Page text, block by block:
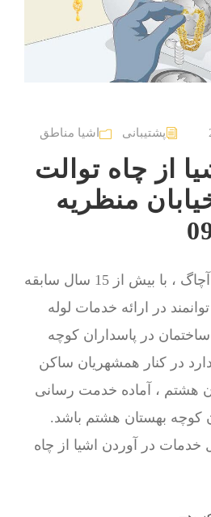
پشتیبانی اشیا مناطق
از چاه توالت
منظریه
گروه فنی آذین گستر آچاگ ، با بیش از 15 سال سابقه
در ارائه خدمات لوله
در پاسداران کوچه
در کنار همشهریان ساکن
هشتم ، آماده خدمت رسانی
کوچه بهستان هشتم باشد.
خدمات در آوردن اشیا از چاه